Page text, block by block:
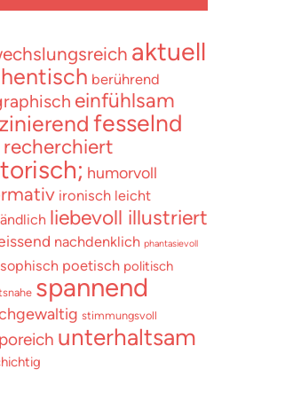
aktuell
berührend
einfühlsam
fesselnd
humorvoll
ironisch leicht
liebevoll illustriert
nachdenklich phantasievoll
poetisch politisch
spannend
stimmungsvoll
unterhaltsam